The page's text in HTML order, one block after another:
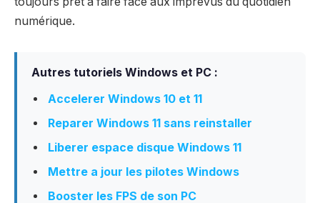
numérique.
Autres tutoriels Windows et PC :
Accelerer Windows 10 et 11
Reparer Windows 11 sans reinstaller
Liberer espace disque Windows 11
Mettre a jour les pilotes Windows
Booster les FPS de son PC